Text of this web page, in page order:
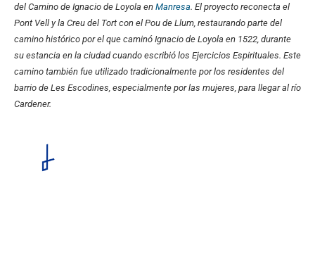
del Camino de Ignacio de Loyola en Manresa. El proyecto reconecta el
Pont Vell y la Creu del Tort con el Pou de Llum, restaurando parte del
camino histórico por el que caminó Ignacio de Loyola en 1522, durante
su estancia en la ciudad cuando escribió los Ejercicios Espirituales. Este
camino también fue utilizado tradicionalmente por los residentes del
barrio de Les Escodines, especialmente por las mujeres, para llegar al río
Cardener.